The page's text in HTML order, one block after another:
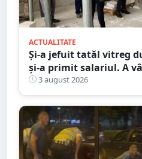
ACTUALITATE
Și-a jefuit tatăl vitreg
și-a primit salariul. A
de role de vată și gresie
3 august 2026